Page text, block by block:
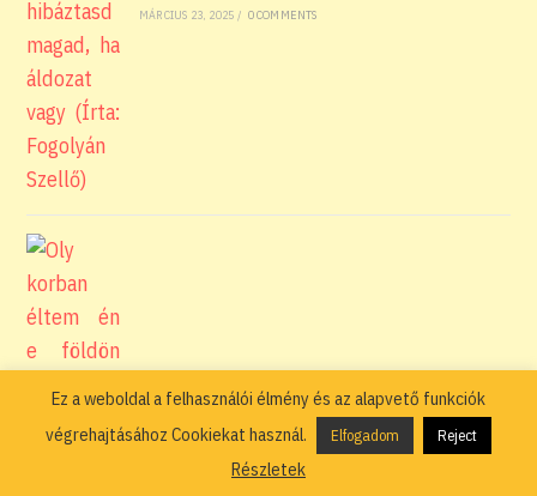
MÁRCIUS 23, 2025 / 0 COMMENTS
Oly korban éltem én e földön 2. –
Ez a weboldal a felhasználói élmény és az alapvető funkciók
végrehajtásához Cookiekat használ.
Elfogadom Reject
Részletek